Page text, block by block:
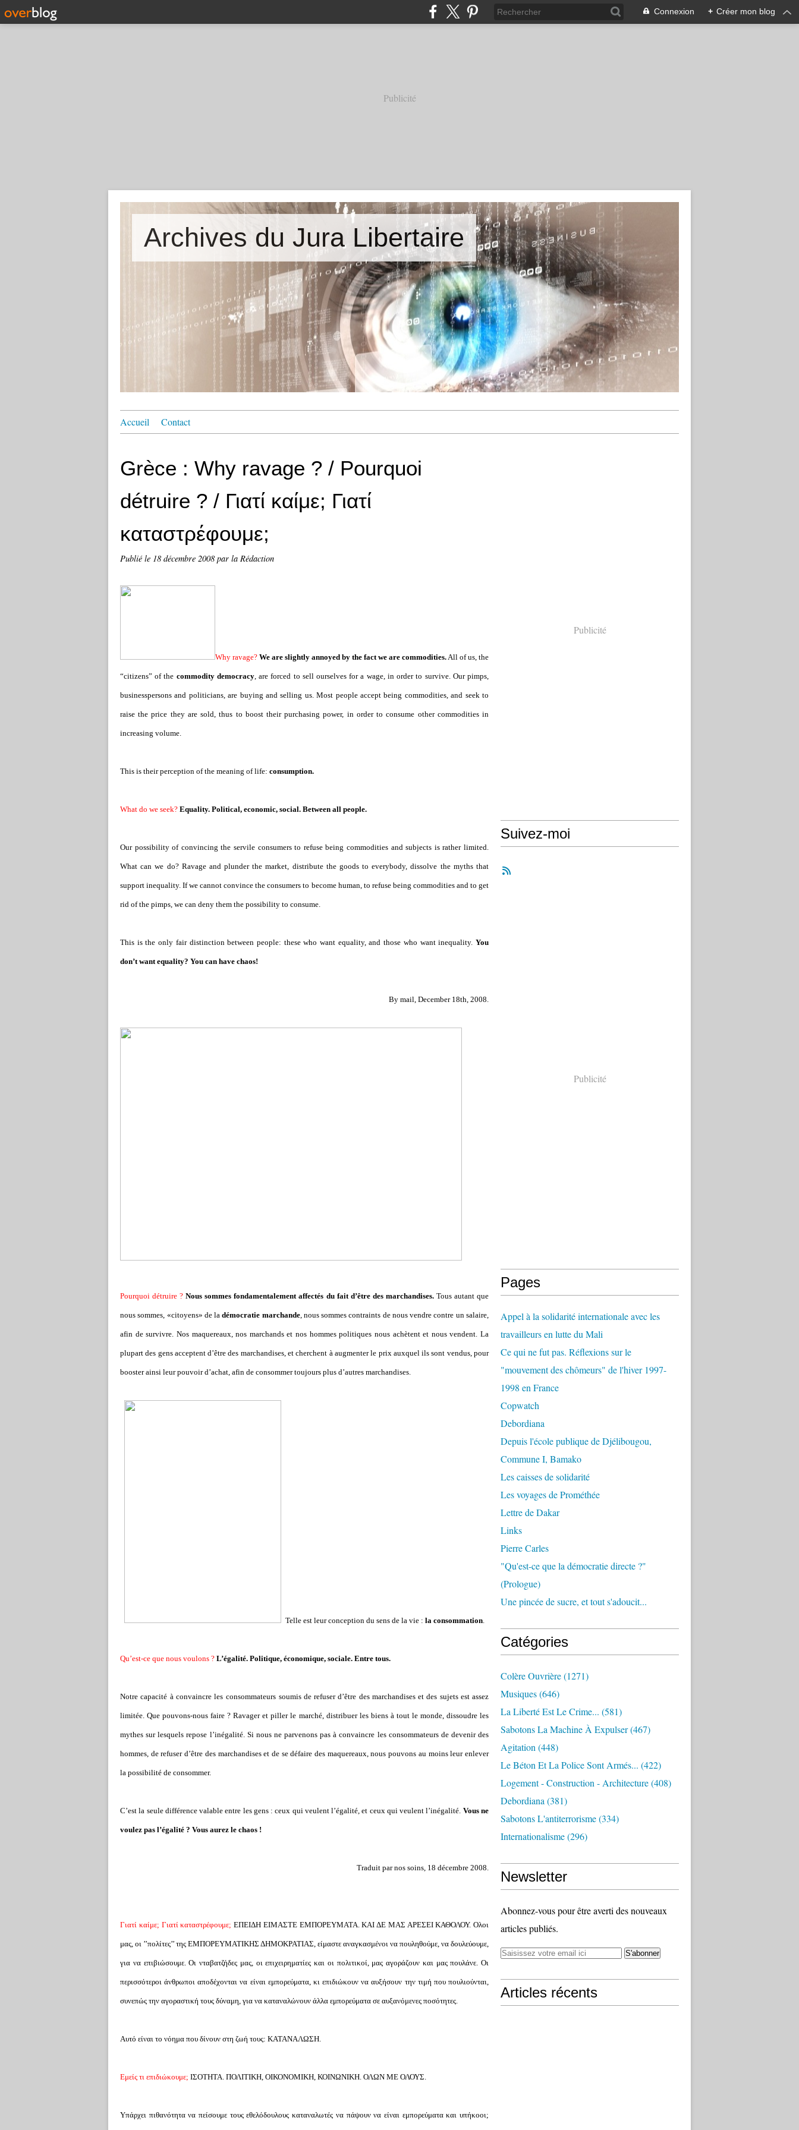
Connexion + Créer mon blog
Publicité
Archives du Jura Libertaire
Accueil Contact
Grèce : Why ravage ? / Pourquoi
détruire ? / Γιατί καίμε; Γιατί
καταστρέφουμε;
Publié le 18 décembre 2008 par la Rédaction
Why ravage? We are slightly annoyed by the fact we are commodities.All of us, the
“citizens” of the commodity democracy, are forced to sell ourselves for a wage, in order to survive. Our pimps,
businesspersons and politicians, are buying and selling us. Most people accept being commodities, and seek to
raise the price they are sold, thus to boost their purchasing power, in order to consume other commodities in
increasing volume.
This is their perception of the meaning of life: consumption.
What do we seek? Equality. Political, economic, social. Between all people.
Our possibility of convincing the servile consumers to refuse being commodities and subjects is rather limited.
What can we do? Ravage and plunder the market, distribute the goods to everybody, dissolve the myths that
support inequality. If we cannot convince the consumers to become human, to refuse being commodities and to get
rid of the pimps, we can deny them the possibility to consume.
This is the only fair distinction between people: these who want equality, and those who want inequality. You
don’t want equality? You can have chaos!
By mail, December 18th, 2008.
Pourquoi détruire ? Nous sommes fondamentalement affectés du fait d’être des marchandises.Tous autant que
nous sommes, «citoyens» de ladémocratie marchande, nous sommes contraints de nous vendre contre un salaire,
afin de survivre. Nos maquereaux, nos marchands et nos hommes politiques nous achètent et nous vendent. La
plupart des gens acceptent d’être des marchandises, et cherchent à augmenter le prix auxquel ils sont vendus, pour
booster ainsi leur pouvoir d’achat, afin de consommer toujours plus d’autres marchandises.
Telle est leur conception du sens de la vie : la consommation.
Qu’est-ce que nous voulons ? L’égalité. Politique, économique, sociale. Entre tous.
Notre capacité à convaincre les consommateurs soumis de refuser d’être des marchandises et des sujets est assez
limitée. Que pouvons-nous faire ? Ravager et piller le marché, distribuer les biens à tout le monde, dissoudre les
mythes sur lesquels repose l’inégalité. Si nous ne parvenons pas à convaincre les consommateurs de devenir des
hommes, de refuser d’être des marchandises et de se défaire des maquereaux, nous pouvons au moins leur enlever
la possibilité de consommer.
C’est la seule différence valable entre les gens : ceux qui veulent l’égalité, et ceux qui veulent l’inégalité. Vous ne
voulez pas l’égalité ? Vous aurez le chaos !
Traduit par nos soins, 18 décembre 2008.
Γιατί καίμε; Γιατί καταστρέφουμε; ΕΠΕΙΔΗ ΕΙΜΑΣΤΕ ΕΜΠΟΡΕΥΜΑΤΑ. ΚΑΙ ΔΕ ΜΑΣ ΑΡΕΣΕΙ ΚΑΘΟΛΟΥ. Ολοι
μας, οι ’’πολίτες’’ της ΕΜΠΟΡΕΥΜΑΤΙΚΗΣ ΔΗΜΟΚΡΑΤΙΑΣ, είμαστε αναγκασμένοι να πουληθούμε, να δουλεύουμε,
για να επιβιώσουμε. Οι νταβατζήδες μας, οι επιχειρηματίες και οι πολιτικοί, μας αγοράζουν και μας πουλάνε. Οι
περισσότεροι άνθρωποι αποδέχονται να είναι εμπορεύματα, κι επιδιώκουν να αυξήσουν την τιμή που πουλιούνται,
συνεπώς την αγοραστική τους δύναμη, για να καταναλώνουν άλλα εμπορεύματα σε αυξανόμενες ποσότητες.
Αυτό είναι το νόημα που δίνουν στη ζωή τους: ΚΑΤΑΝΑΛΩΣΗ.
Εμείς τι επιδιώκουμε; ΙΣΟΤΗΤΑ. ΠΟΛΙΤΙΚΗ, ΟΙΚΟΝΟΜΙΚΗ, ΚΟΙΝΩΝΙΚΗ. ΟΛΩΝ ΜΕ ΟΛΟΥΣ.
Υπάρχει πιθανότητα να πείσουμε τους εθελόδουλους καταναλωτές να πάψουν να είναι εμπορεύματα και υπήκοοι;
Publicité
Suivez-moi
Publicité
Pages
Appel à la solidarité internationale avec les
travailleurs en lutte du Mali
Ce qui ne fut pas. Réflexions sur le
"mouvement des chômeurs" de l'hiver 1997-
1998 en France
Copwatch
Debordiana
Depuis l'école publique de Djélibougou,
Commune I, Bamako
Les caisses de solidarité
Les voyages de Prométhée
Lettre de Dakar
Links
Pierre Carles
"Qu'est-ce que la démocratie directe ?"
(Prologue)
Une pincée de sucre, et tout s'adoucit...
Catégories
Colère Ouvrière(1271)
Musiques(646)
La Liberté Est Le Crime... (581)
Sabotons La Machine À Expulser(467)
Agitation (448)
Le Béton Et La Police Sont Armés... (422)
Logement - Construction - Architecture(408)
Debordiana (381)
Sabotons L'antiterrorisme(334)
Internationalisme(296)
Newsletter
Abonnez-vous pour être averti des nouveaux
articles publiés.
Articles récents